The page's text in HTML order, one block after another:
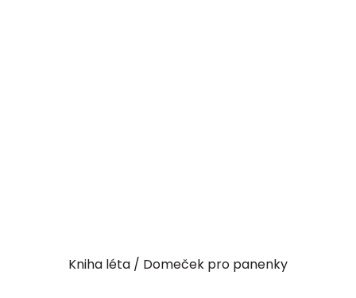
Kniha léta / Domeček pro panenky